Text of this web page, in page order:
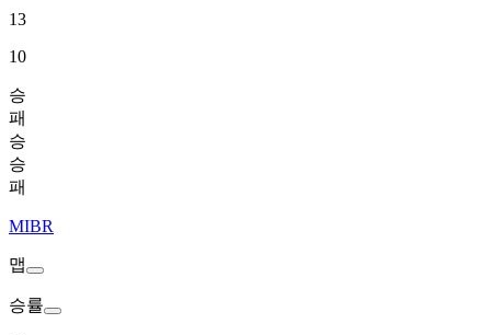
13
10
승
패
승
승
패
MIBR
맵
승률